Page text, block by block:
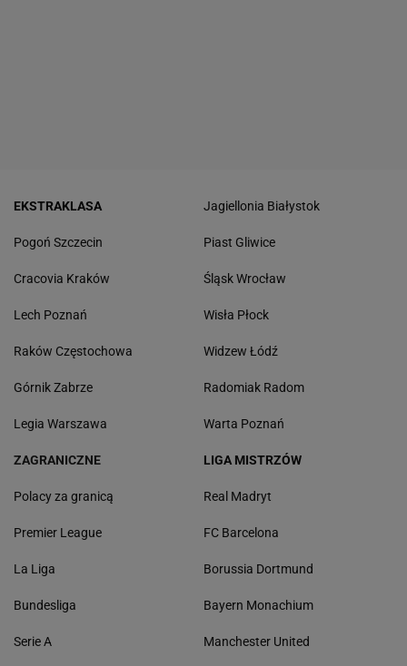
EKSTRAKLASA
Pogoń Szczecin
Cracovia Kraków
Lech Poznań
Raków Częstochowa
Górnik Zabrze
Legia Warszawa
Jagiellonia Białystok
Piast Gliwice
Śląsk Wrocław
Wisła Płock
Widzew Łódź
Radomiak Radom
Warta Poznań
ZAGRANICZNE
Polacy za granicą
Premier League
La Liga
Bundesliga
Serie A
LIGA MISTRZÓW
Real Madryt
FC Barcelona
Borussia Dortmund
Bayern Monachium
Manchester United